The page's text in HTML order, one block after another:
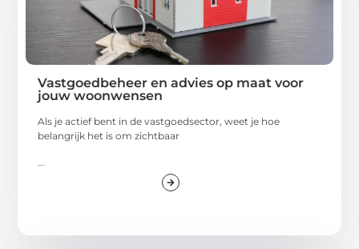
Vastgoedbeheer en advies op maat voor
jouw woonwensen
Als je actief bent in de vastgoedsector, weet je hoe
belangrijk het is om zichtbaar